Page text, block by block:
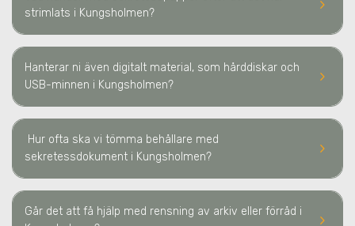
keyboard_arrow_right
strimlats i Kungsholmen?
keyboard_arrow_right
Hanterar ni även digitalt material, som hårddiskar och
USB-minnen i Kungsholmen?
keyboard_arrow_right
Hur ofta ska vi tömma behållare med
sekretessdokument i Kungsholmen?
keyboard_arrow_right
Går det att få hjälp med rensning av arkiv eller förråd i